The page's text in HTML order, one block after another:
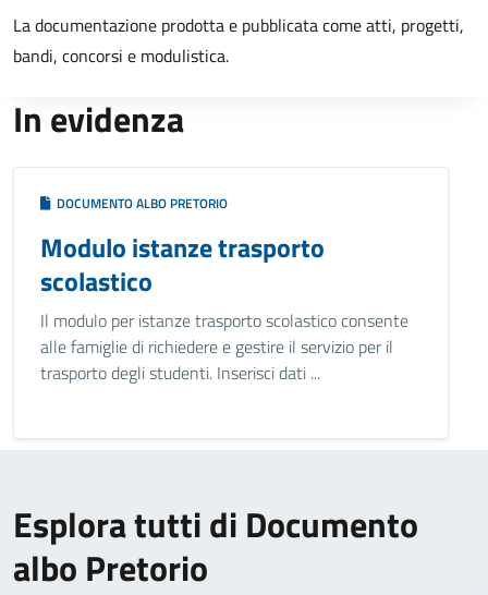
La documentazione prodotta e pubblicata come atti, progetti,
bandi, concorsi e modulistica.
In evidenza
DOCUMENTO ALBO PRETORIO
Modulo istanze trasporto
scolastico
Il modulo per istanze trasporto scolastico consente
alle famiglie di richiedere e gestire il servizio per il
trasporto degli studenti. Inserisci dati ...
Esplora tutti di Documento
albo Pretorio